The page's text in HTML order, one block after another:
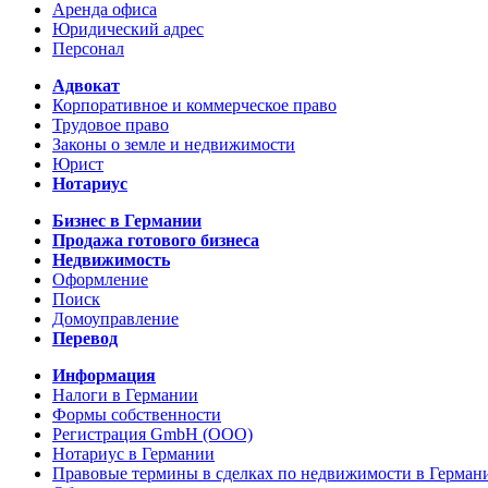
Аренда офиса
Юридический адрес
Персонал
Адвокат
Корпоративное и коммерческое право
Трудовое право
Законы о земле и недвижимости
Юрист
Нотариус
Бизнес в Германии
Продажа готового бизнеса
Недвижимость
Оформление
Поиск
Домоуправление
Перевод
Информация
Налоги в Германии
Формы собственности
Регистрация GmbH (ООО)
Нотариус в Германии
Правовые термины в сделках по недвижимости в